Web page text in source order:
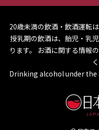
20歳未満の飲酒・飲酒運転
授乳期の飲酒は、胎児・乳
ります。
お酒に関する情報
Drinking alcohol under